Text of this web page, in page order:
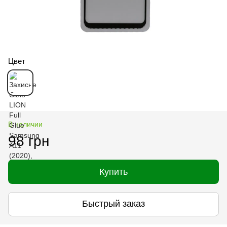
Цвет
В наличии
98 грн
Купить
Быстрый заказ